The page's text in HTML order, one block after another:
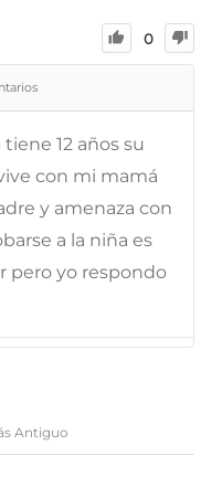
0
12 años su
con mi mamá
y amenaza con
a la niña es
pero yo respondo
Antiguo